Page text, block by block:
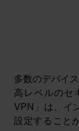
多数のデバイ
高レベルのセ
VPN」は、イ
設定すること